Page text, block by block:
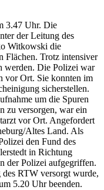
3.47 Uhr. Die
der Leitung des
Witkowski die
Flächen. Trotz intensiver
werden. Die Polizei war
vor Ort. Sie konnten im
sicherstellen.
um die Spuren
zu versorgen, war ein
vor Ort. Angefordert
Altes Land. Als
den Fund des
in Richtung
der Polizei aufgegriffen.
RTW versorgt wurde,
5.20 Uhr beenden.